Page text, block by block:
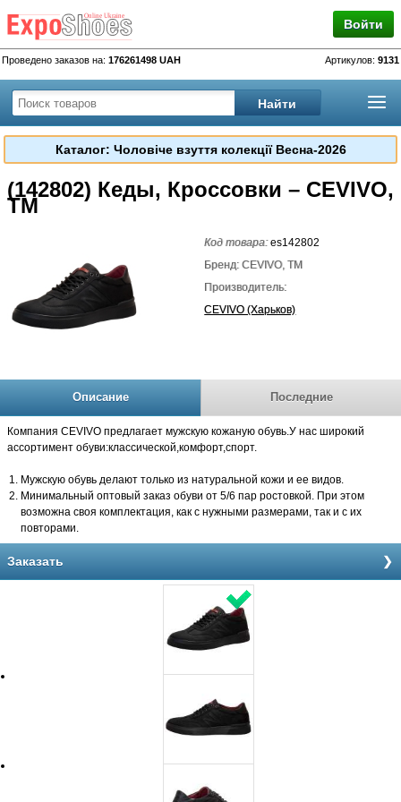
Войти
Проведено заказов на: 176261498 UAH Артикулов: 9131
Каталог: Чоловіче взуття колекції Весна-2026
(142802) Кеды, Кроссовки – CEVIVO,
TM
Код товара:es142802
Бренд: CEVIVO, TM
Производитель:
CEVIVO (Харьков)
Описание Последние
Компания CEVIVO предлагает мужскую кожаную обувь.У нас широкий
ассортимент обуви:классической,комфорт,спорт.
Мужскую обувь делают только из натуральной кожи и ее видов.
Минимальный оптовый заказ обуви от 5/6 пар ростовкой. При этом
возможна своя комплектация, как с нужными размерами, так и с их
повторами.
Заказать